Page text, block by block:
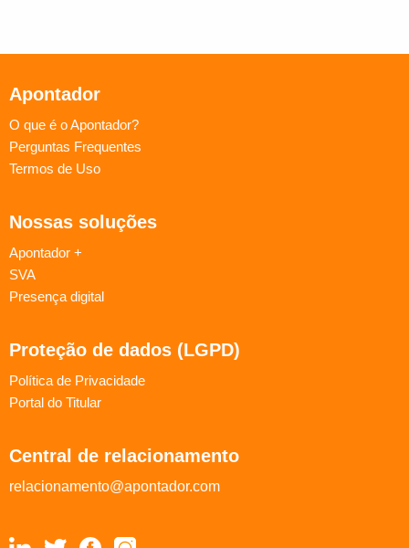
Apontador
O que é o Apontador?
Perguntas Frequentes
Termos de Uso
Nossas soluções
Apontador +
SVA
Presença digital
Proteção de dados (LGPD)
Política de Privacidade
Portal do Titular
Central de relacionamento
relacionamento@apontador.com